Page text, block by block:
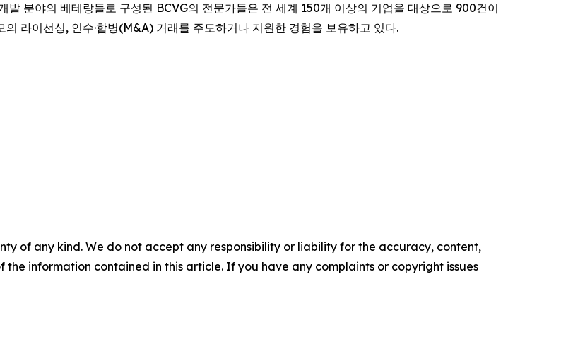
분야의 베테랑들로 구성된 BCVG의 전문가들은 전 세계 150개 이상의 기업을 대상으로 900건이
라이선싱, 인수·합병(M&A) 거래를 주도하거나 지원한 경험을 보유하고 있다.
of any kind. We do not accept any responsibility or liability for the accuracy, content,
information contained in this article. If you have any complaints or copyright issues